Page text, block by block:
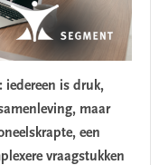
iedereen is druk,
maar
een
vraagstukken